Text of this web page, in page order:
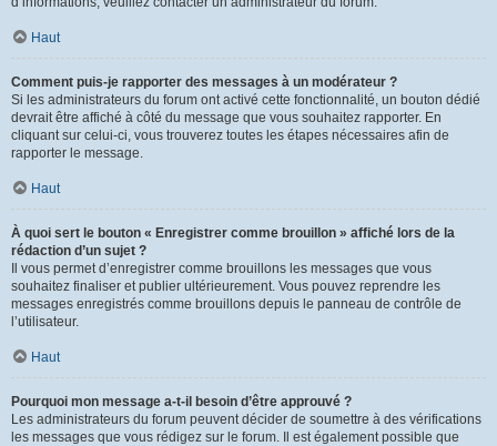
Haut
Comment puis-je rapporter des messages à un modérateur ?
Si les administrateurs du forum ont activé cette fonctionnalité, un bouton dédié
devrait être affiché à côté du message que vous souhaitez rapporter. En
cliquant sur celui-ci, vous trouverez toutes les étapes nécessaires afin de
rapporter le message.
Haut
À quoi sert le bouton « Enregistrer comme brouillon » affiché lors de la
rédaction d’un sujet ?
Il vous permet d’enregistrer comme brouillons les messages que vous
souhaitez finaliser et publier ultérieurement. Vous pouvez reprendre les
messages enregistrés comme brouillons depuis le panneau de contrôle de
l’utilisateur.
Haut
Pourquoi mon message a-t-il besoin d’être approuvé ?
Les administrateurs du forum peuvent décider de soumettre à des vérifications
les messages que vous rédigez sur le forum. Il est également possible que